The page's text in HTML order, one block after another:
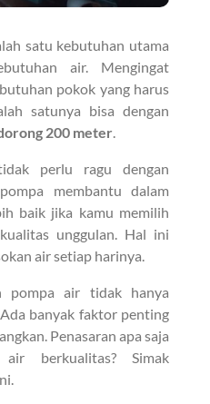
satu kebutuhan utama
air. Mengingat
pokok yang harus
satunya bisa dengan
200 meter.
perlu ragu dengan
membantu dalam
baik jika kamu memilih
unggulan. Hal ini
air setiap harinya.
pompa air tidak hanya
banyak faktor penting
Penasaran apa saja
berkualitas? Simak